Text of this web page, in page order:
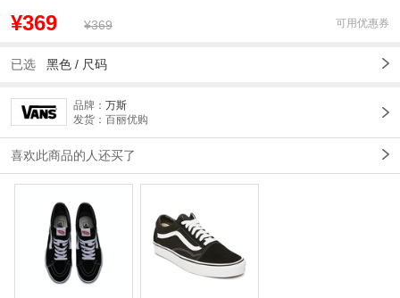
¥369 ¥369 可用优惠券
已选 黑色 / 尺码
品牌： 万斯
发货：百丽优购
喜欢此商品的人还买了